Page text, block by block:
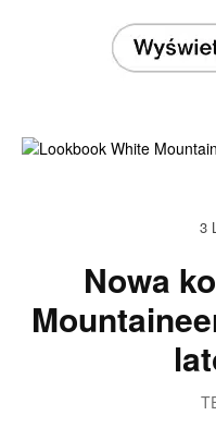
3
Nowa